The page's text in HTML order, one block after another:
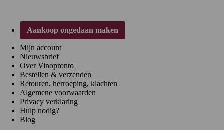
Aankoop ongedaan maken
Mijn account
Nieuwsbrief
Over Vinopronto
Bestellen & verzenden
Retouren, herroeping, klachten
Algemene voorwaarden
Privacy verklaring
Hulp nodig?
Blog